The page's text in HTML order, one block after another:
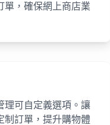
單，確保網上商店業
理可自定義選項。讓
制訂單，提升購物體